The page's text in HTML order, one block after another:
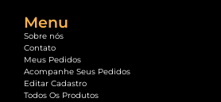
Menu
Sobre nós
Contato
Meus Pedidos
Acompanhe Seus Pedidos
Editar Cadastro
Todos Os Produtos